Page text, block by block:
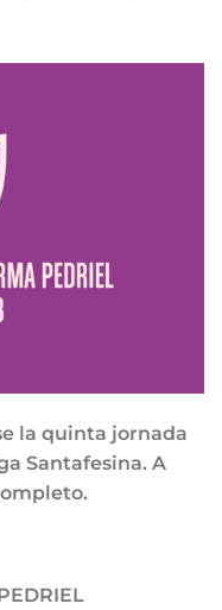
la quinta jornada
Santafesina. A